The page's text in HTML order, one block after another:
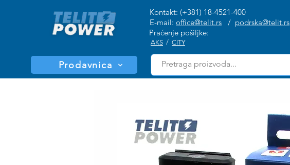
Kontakt: (+381) 18-4521-400
E-mail: office@telit.rs / podrska@telit.rs
Praćenje pošiljke:
AKS / CITY
Prodavnica